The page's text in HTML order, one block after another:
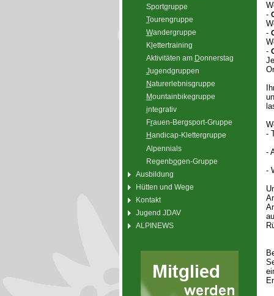
Sportgruppe
Tourengruppe
Wandergruppe
Kl ettertraining
Aktivitäten am Donnerstag
Jugendgruppen
Naturerlebnisgruppe
Mountainbikegruppe
integrativ
Frauen-Bergsport-Gruppe
Handicap-Klettergruppe
Alpennials
Regenbogen-Gruppe
Ausbildung
Hütten und Wege
Kontakt
Jugend JDAV
ALPINEWS
-
-
-
-
-
-